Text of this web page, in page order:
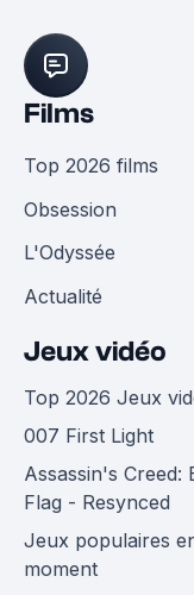
Films
Top 2026 films
Obsession
L'Odyssée
Actualité
Jeux vidéo
Top 2026 Jeux
007 First Light
Assassin's Creed:
Flag - Resynced
Jeux populaires
moment